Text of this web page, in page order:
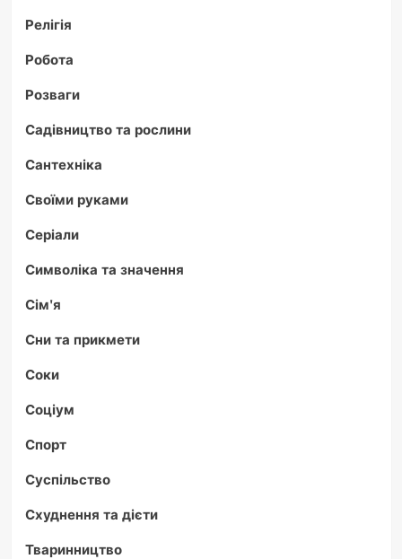
Релігія
Робота
Розваги
Садівництво та рослини
Сантехніка
Своїми руками
Серіали
Символіка та значення
Сім'я
Сни та прикмети
Соки
Соціум
Спорт
Суспільство
Схуднення та дієти
Тваринництво